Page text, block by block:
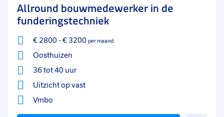
Allround bouwmedewerker in de
funderingstechniek
€ 2800- € 3200 per maand
Oosthuizen
36 tot 40 uur
Uitzicht op vast
Vmbo